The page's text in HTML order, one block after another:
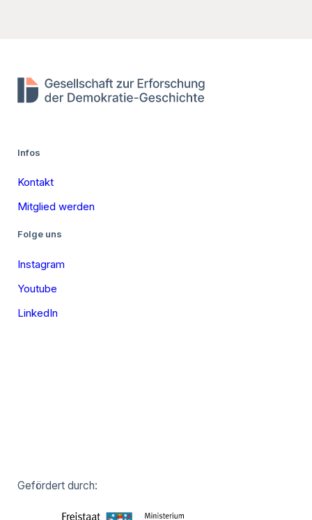
Infos
Kontakt
Mitglied werden
Folge uns
Instagram
Youtube
LinkedIn
Gefördert durch: